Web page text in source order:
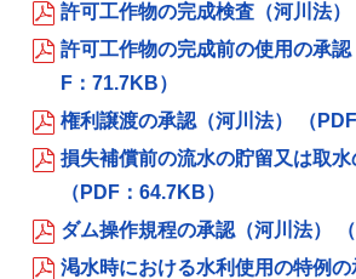
許可工作物の完成検査（河川法）
許可工作物の完成前の使用の承
F：71.7KB）
権利譲渡の承認（河川法） （
損失補償前の流水の貯留又は取水
（PDF：64.7KB）
ダム操作規程の承認（河川法）
渇水時における水利使用の特例